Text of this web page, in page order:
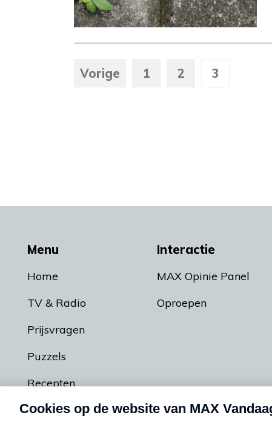
Vorige 1 2 3
Menu
Home
TV & Radio
Prijsvragen
Puzzels
Recepten
Podcasts
Interactie
MAX Opinie Panel
Oproepen